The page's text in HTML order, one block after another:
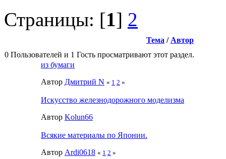
Страницы: [1] 2
Тема / Автор
0 Пользователей и 1 Гость просматривают этот раздел.
из бумаги
Автор Дмитрий N « 1 2 »
Искусство железнодорожного моделизма
Автор Kolun66
Всякие материалы по Японии.
Автор Ardi0618 « 1 2 »